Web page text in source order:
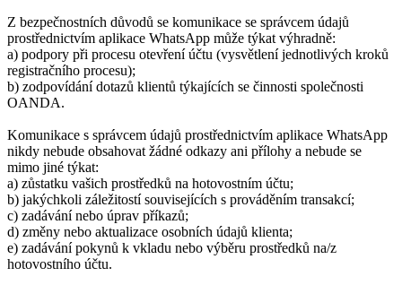
Z bezpečnostních důvodů se komunikace se správcem údajů
prostřednictvím aplikace WhatsApp může týkat výhradně:
a) podpory při procesu otevření účtu (vysvětlení jednotlivých kroků
registračního procesu);
b) zodpovídání dotazů klientů týkajících se činnosti společnosti
OANDA.
Komunikace s správcem údajů prostřednictvím aplikace WhatsApp
nikdy nebude obsahovat žádné odkazy ani přílohy a nebude se
mimo jiné týkat:
a) zůstatku vašich prostředků na hotovostním účtu;
b) jakýchkoli záležitostí souvisejících s prováděním transakcí;
c) zadávání nebo úprav příkazů;
d) změny nebo aktualizace osobních údajů klienta;
e) zadávání pokynů k vkladu nebo výběru prostředků na/z
hotovostního účtu.